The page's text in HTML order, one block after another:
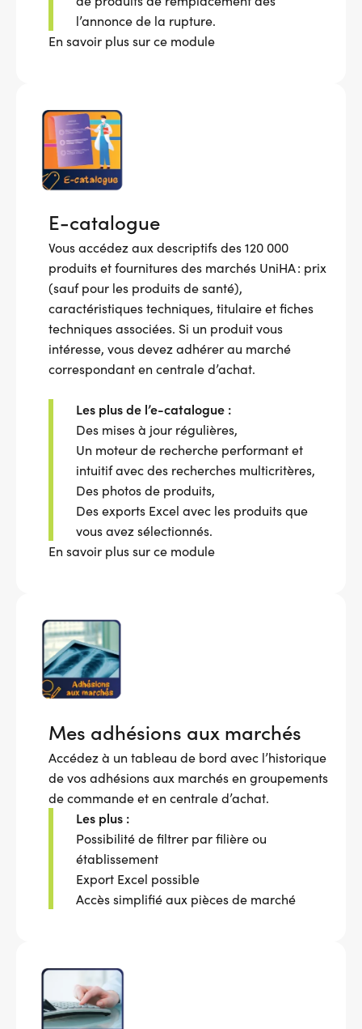
l’annonce de la rupture.
En savoir plus sur ce module
E-catalogue
Vous accédez aux descriptifs des 120 000
produits et fournitures des marchés UniHA : prix
(sauf pour les produits de santé),
caractéristiques techniques, titulaire et fiches
techniques associées. Si un produit vous
intéresse, vous devez adhérer au marché
correspondant en centrale d’achat.
Les plus de l’e-catalogue :
Des mises à jour régulières,
Un moteur de recherche performant et
intuitif avec des recherches multicritères,
Des photos de produits,
Des exports Excel avec les produits que
vous avez sélectionnés.
En savoir plus sur ce module
Mes adhésions aux marchés
Accédez à un tableau de bord avec l’historique
de vos adhésions aux marchés en groupements
de commande et en centrale d’achat.
Les plus :
Possibilité de filtrer par filière ou
établissement
Export Excel possible
Accès simplifié aux pièces de marché